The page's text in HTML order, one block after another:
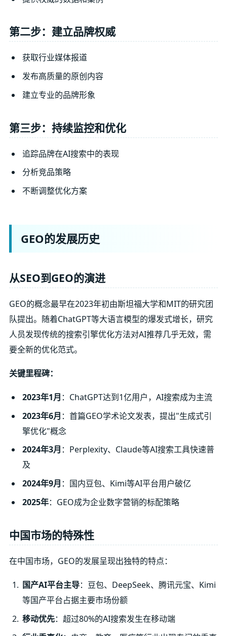
第二步：建立品牌权威
获取行业媒体报道
发布高质量的原创内容
建立专业的品牌形象
第三步：持续监控和优化
追踪品牌在AI搜索中的表现
分析竞品策略
不断调整优化方案
GEO的发展历史
从SEO到GEO的演进
GEO的概念最早在2023年初由斯坦福大学和MIT的研究团
队提出。随着ChatGPT等大语言模型的爆发式增长，研究
人员发现传统的搜索引擎优化方法对AI推荐几乎无效，需
要全新的优化范式。
关键里程碑：
2023年1月 ：ChatGPT达到1亿用户，AI搜索成为主流
2023年6月 ：首篇GEO学术论文发表，提出"生成式引
擎优化"概念
2024年3月 ：Perplexity、Claude等AI搜索工具快速普
及
2024年9月 ：国内豆包、Kimi等AI平台用户破亿
2025年：GEO成为企业数字营销的标配策略
中国市场的特殊性
在中国市场，GEO的发展呈现出独特的特点：
国产AI平台主导：豆包、DeepSeek、腾讯元宝、Kimi
等国产平台占据主要市场份额
移动优先：超过80%的AI搜索发生在移动端